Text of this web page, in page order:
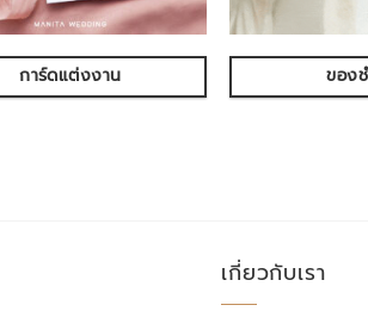
การ์ดแต่งงาน ของ
เกี่ยวกับเรา